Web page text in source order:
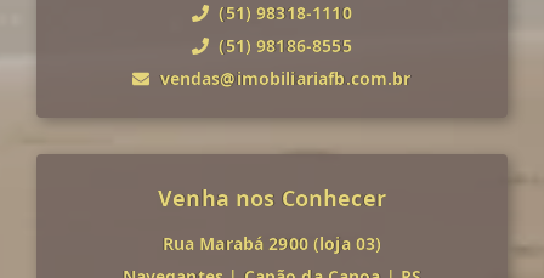
(51) 98318-1110
(51) 98186-8555
vendas@imobiliariafb.com.br
Venha nos Conhecer
Rua Marabá 2900 (loja 03)